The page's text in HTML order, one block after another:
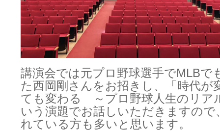
講演会では元プロ野球選手でMLBで
た西岡剛さんをお招きし、「時代
ても変わる ～プロ野球人生のリア
いう演題でお話しいただきますので
れている方も多いと思います。